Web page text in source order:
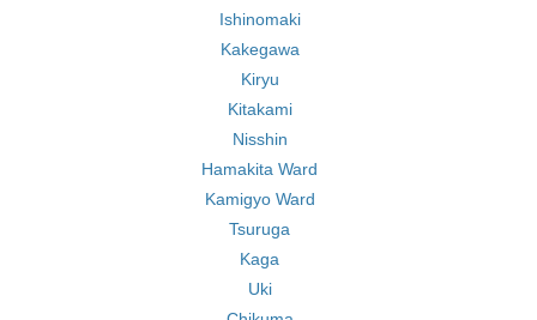
Ishinomaki
Kakegawa
Kiryu
Kitakami
Nisshin
Hamakita Ward
Kamigyo Ward
Tsuruga
Kaga
Uki